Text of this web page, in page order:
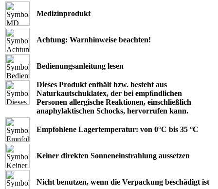
Medizinprodukt
Achtung: Warnhinweise beachten!
Bedienungsanleitung lesen
Dieses Produkt enthält bzw. besteht aus
Naturkautschuklatex, der bei empﬁndlichen
Personen allergische Reaktionen, einschließlich
anaphylaktischen Schocks, hervorrufen kann.
Empfohlene Lagertemperatur: von 0°C bis 35 °C
Keiner direkten Sonneneinstrahlung aussetzen
Nicht benutzen, wenn die Verpackung beschädigt ist